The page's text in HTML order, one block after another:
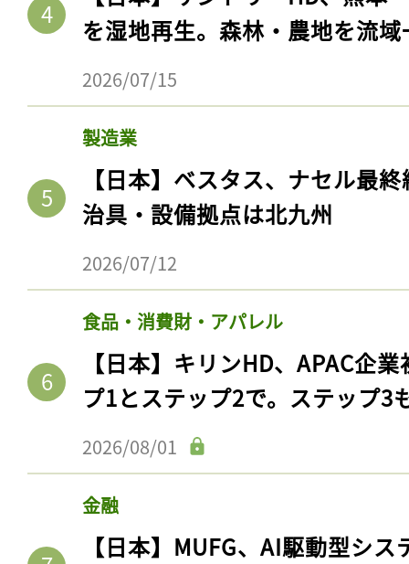
を湿地再生。森林・農地を流
2026/07/15
製造業
【日本】ベスタス、ナセル最
治具・設備拠点は北九州
2026/07/12
食品・消費財・アパレル
【日本】キリンHD、APAC企
プ1とステップ2で。ステップ3
2026/08/01
金融
【日本】MUFG、AI駆動型シ